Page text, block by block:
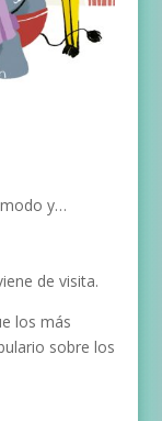
y…
de visita.
los más
sobre los